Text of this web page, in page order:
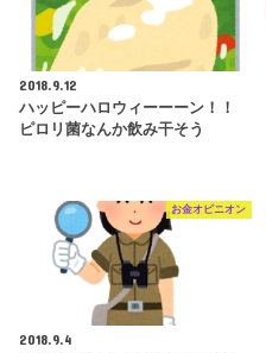
2018.9.12
ハッピーハロウィーーーン！！
ピロリ菌なんか飲み干そう
お金オピニオン
2018.9.4